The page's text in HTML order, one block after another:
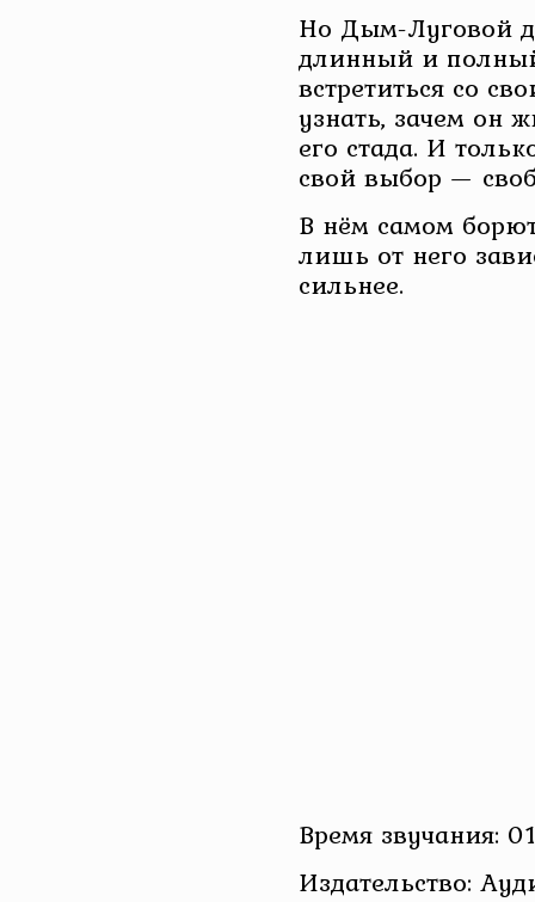
Но Дым-Луговой
длинный и
встретиться со
узнать, зачем он
его стада. И
свой выбор —
В нём самом
лишь от него
сильнее.
Время звучания:
Издательство: